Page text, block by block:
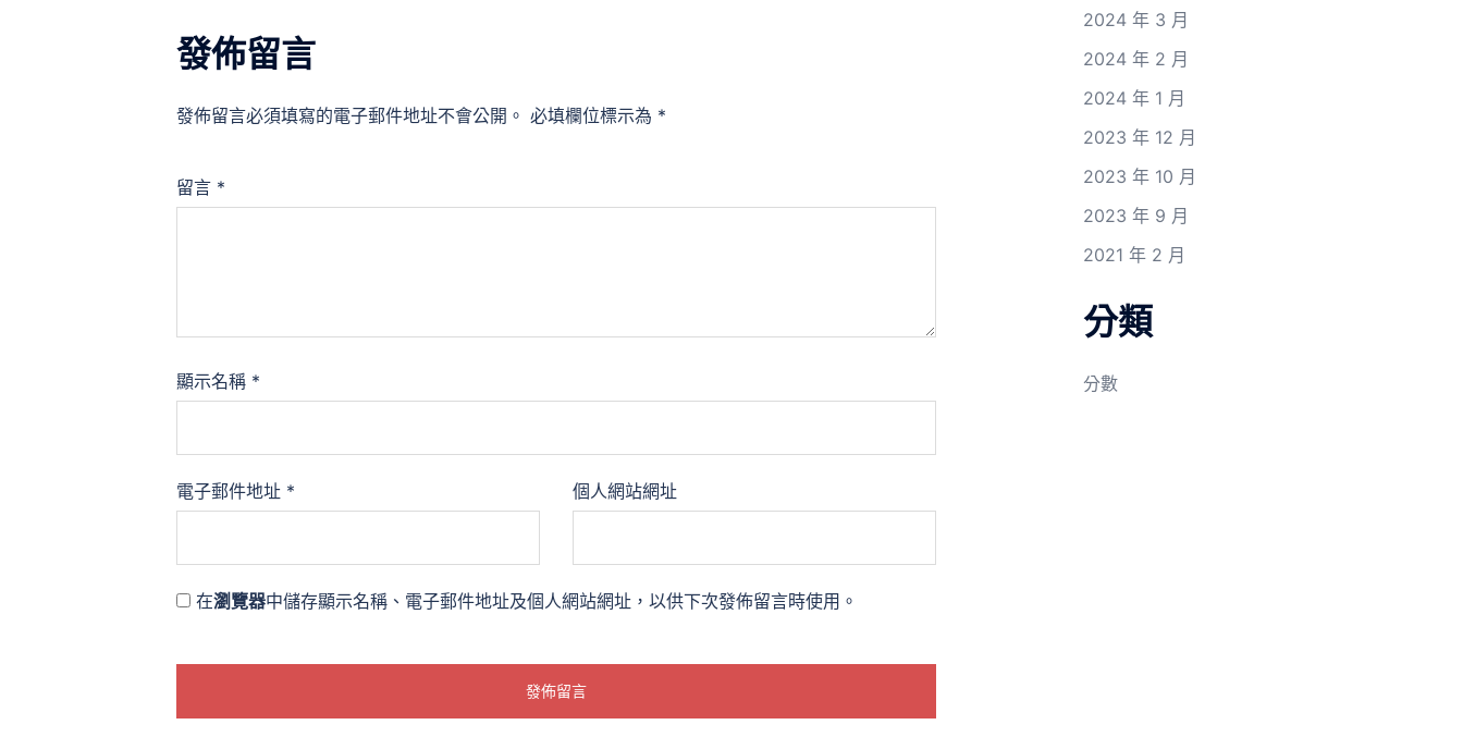
發佈留言
發佈留言必須填寫的電子郵件地址不會公開。 必填欄位標示為 *
留言 *
顯示名稱 *
電子郵件地址 * 個人網站網址
在瀏覽器中儲存顯示名稱、電子郵件地址及個人網站網址，以供下次發佈留言時使用。
2024 年 3 月
2024 年 2 月
2024 年 1 月
2023 年 12 月
2023 年 10 月
2023 年 9 月
2021 年 2 月
分類
分數